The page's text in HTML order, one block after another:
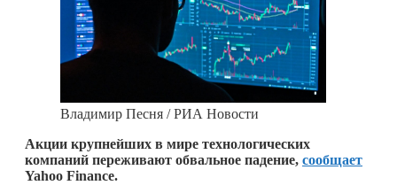
Владимир Песня / РИА Новости
Акции крупнейших в мире технологических
компаний переживают обвальное падение, сообщает
Yahoo Finance.